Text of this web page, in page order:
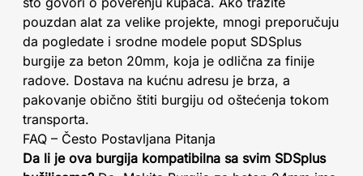
pouzdan alat za velike projekte, mnogi preporučuju
da pogledate i srodne modele poput SDSplus
burgije za beton 20mm, koja je odlična za finije
radove. Dostava na kućnu adresu je brza, a
pakovanje obično štiti burgiju od oštećenja tokom
transporta.
FAQ – Često Postavljana Pitanja
Da li je ova burgija kompatibilna sa svim SDSplus